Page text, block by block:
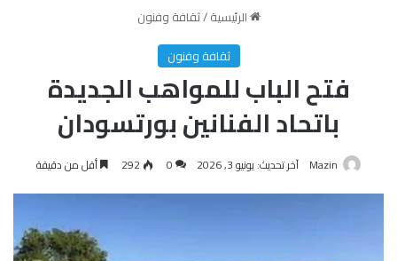
الرئيسية/ثقافة وفنون
ثقافة وفنون
فتح الباب للمواهب الجديدة
باتحاد الفنانين بورتسودان
Mazin آخر تحديث: يونيو 3, 2026 0
292 أقل من دقيقة